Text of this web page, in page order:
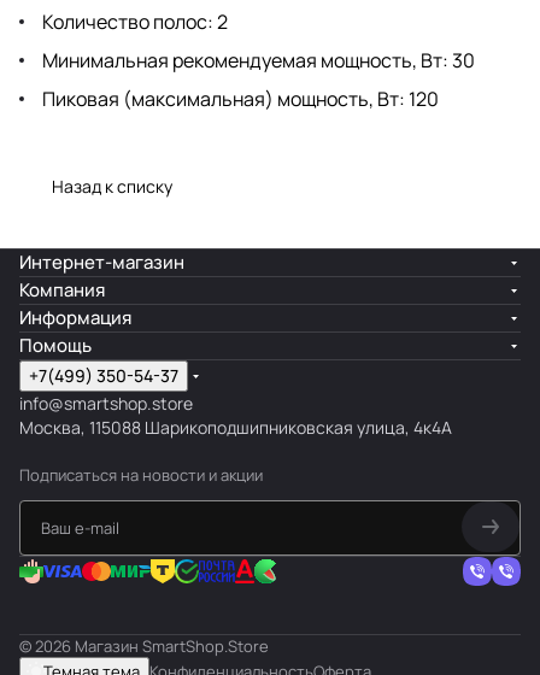
Количество полос: 2
Минимальная рекомендуемая мощность, Вт: 30
Пиковая (максимальная) мощность, Вт: 120
Назад к списку
Интернет-магазин
Компания
Информация
Помощь
+7(499) 350-54-37
info@smartshop.store
Москва, 115088 Шарикоподшипниковская улица, 4к4А
Подписаться на новости и акции
© 2026 Магазин SmartShop.Store